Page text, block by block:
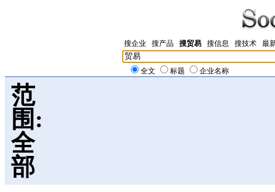
搜企业 搜产品 搜贸易 搜信息 搜技术 最
全文 标题 企业名称
范
围:
全
部